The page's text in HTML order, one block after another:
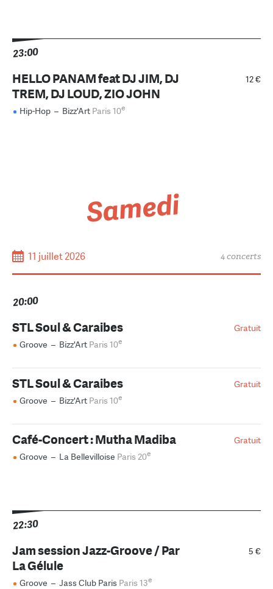
23:00
12 €
HELLO PANAM feat DJ JIM, DJ
TREM, DJ LOUD, ZIO JOHN
Hip-Hop – Bizz'Art Paris 10e
Samedi
11 juillet 2026 4 concerts
20:00
Gratuit
STL Soul & Caraibes
Groove – Bizz'Art Paris 10e
Gratuit
STL Soul & Caraibes
Groove – Bizz'Art Paris 10e
Gratuit
Café-Concert : Mutha Madiba
Groove – La Bellevilloise Paris 20e
22:30
5 €
Jam session Jazz-Groove / Par
La Gélule
Groove – Jass Club Paris Paris 13e